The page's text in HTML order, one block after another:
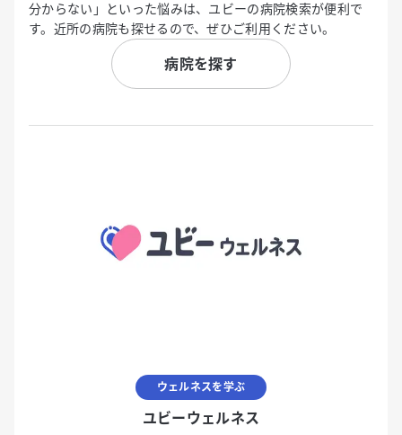
分からない」といった悩みは、ユビーの病院検索が便利で
す。近所の病院も探せるので、ぜひご利用ください。
病院を探す
ウェルネスを学ぶ
ユビーウェルネス